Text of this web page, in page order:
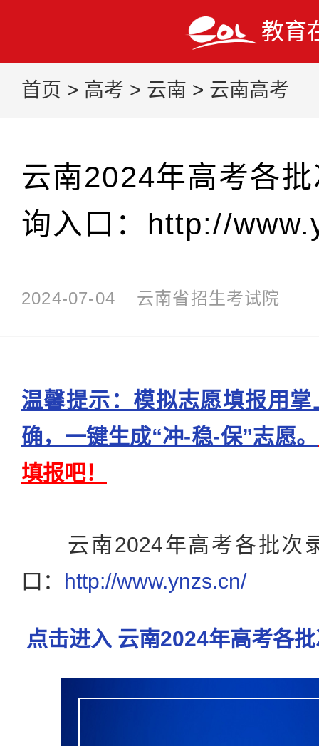
教育
首页 > 高考 > 云南 > 云南高考
云南2024年高考各
询入口：http://
2024-07-04 云南省招生考试院
温馨提示：模拟志愿填报用
确，一键生成“冲-稳-保”志愿。
填报吧！
云南2024年高考各批次
口： http://www.ynzs.cn/
点击进入 云南2024年高考各